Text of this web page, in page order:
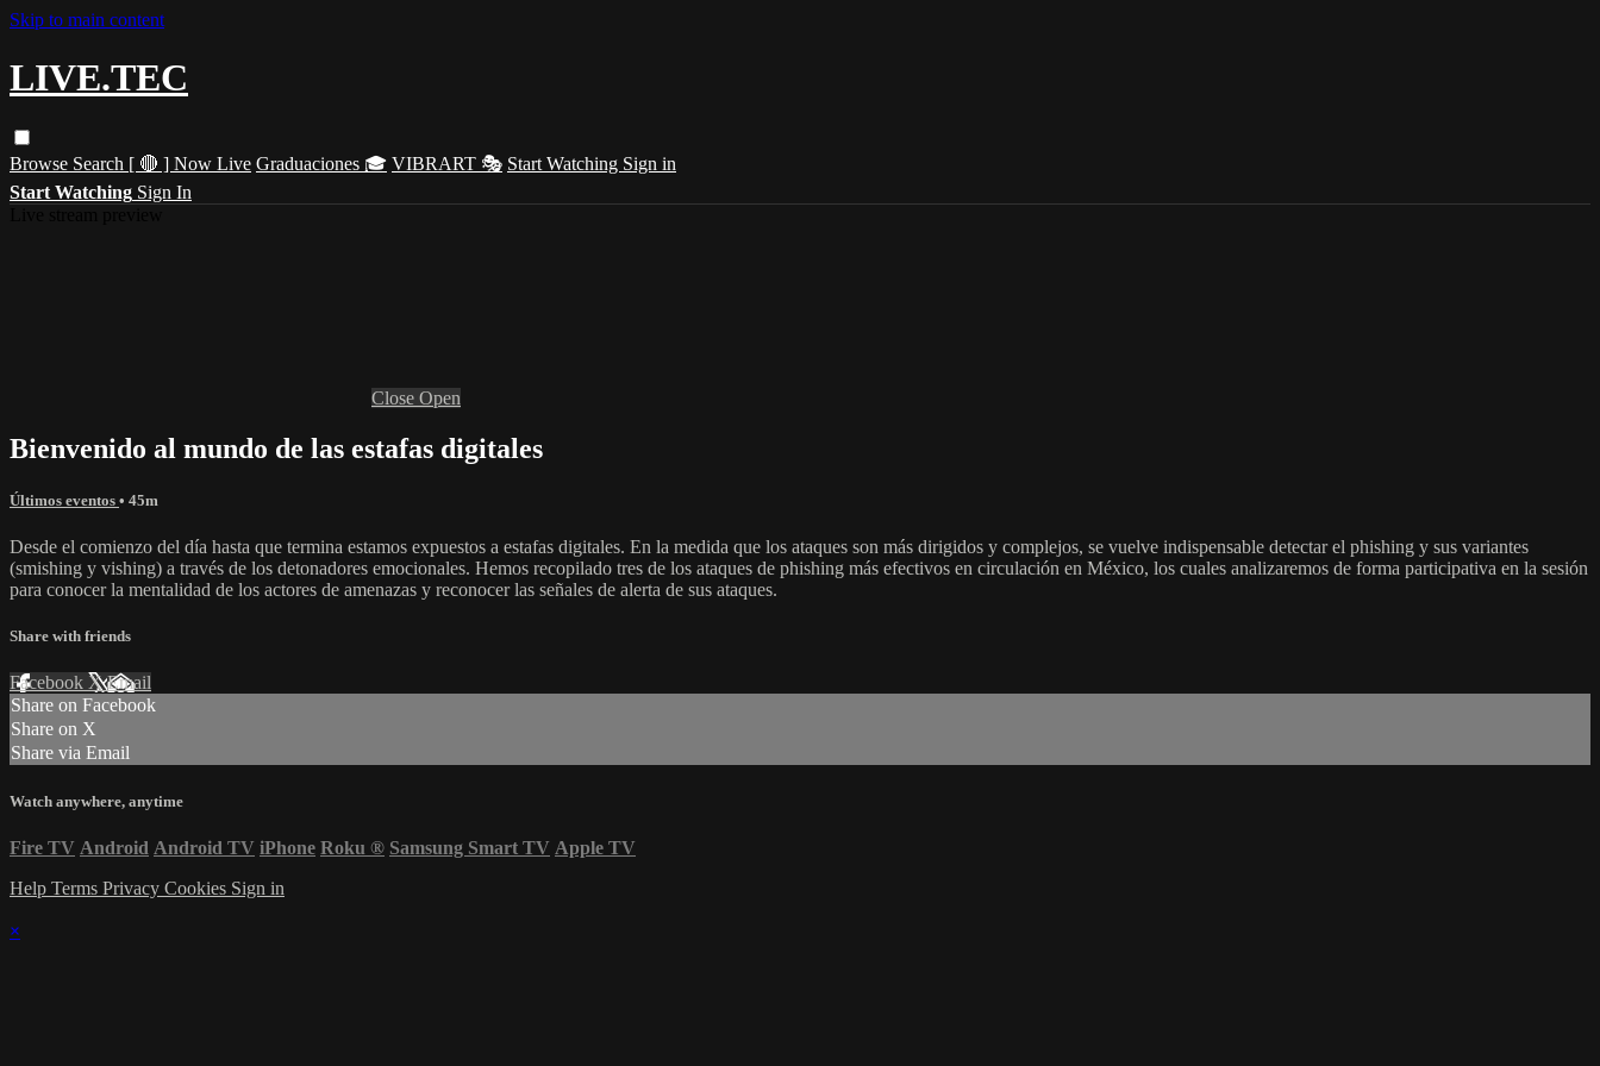
Skip to main content
LIVE.TEC
Browse Search [ 🔴 ] Now Live Graduaciones 🎓 VIBRART 🎭 Start Watching Sign in
Start Watching Sign In
Close Open
Bienvenido al mundo de las estafas digitales
Últimos eventos • 45m
Desde el comienzo del día hasta que termina estamos expuestos a estafas digitales. En la medida que los ataques son más dirigidos y complejos, se vuelve indispensable detectar el phishing y sus variantes
(smishing y vishing) a través de los detonadores emocionales. Hemos recopilado tres de los ataques de phishing más efectivos en circulación en México, los cuales analizaremos de forma participativa en la sesión
para conocer la mentalidad de los actores de amenazas y reconocer las señales de alerta de sus ataques.
Share with friends
Facebook XEmail
Share on Facebook
Share on X
Share via Email
Watch anywhere, anytime
Fire TV Android Android TV iPhone Roku ® Samsung Smart TV Apple TV
Help Terms Privacy Cookies Sign in
×